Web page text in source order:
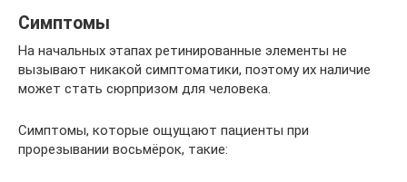
Симптомы
На начальных этапах ретинированные элементы не
вызывают никакой симптоматики, поэтому их наличие
может стать сюрпризом для человека.
Симптомы, которые ощущают пациенты при
прорезывании восьмёрок, такие: